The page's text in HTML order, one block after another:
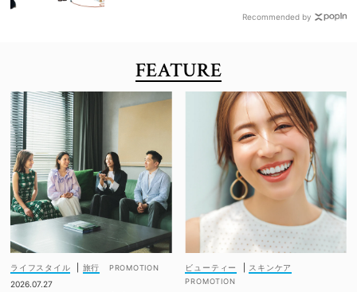
Recommended by
FEATURE
ライフスタイル
旅行
2026.07.27
ビューティー スキンケア